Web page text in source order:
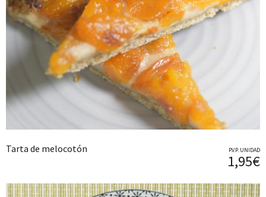
Tarta de melocotón P.V.P. UNIDAD
1,95€